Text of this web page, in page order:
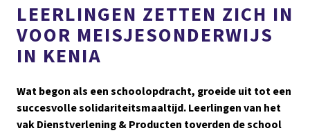
LEERLINGEN ZETTEN ZICH IN
VOOR MEISJESONDERWIJS
IN KENIA
Wat begon als een schoolopdracht, groeide uit tot een
succesvolle solidariteitsmaaltijd. Leerlingen van het
vak Dienstverlening & Producten toverden de school